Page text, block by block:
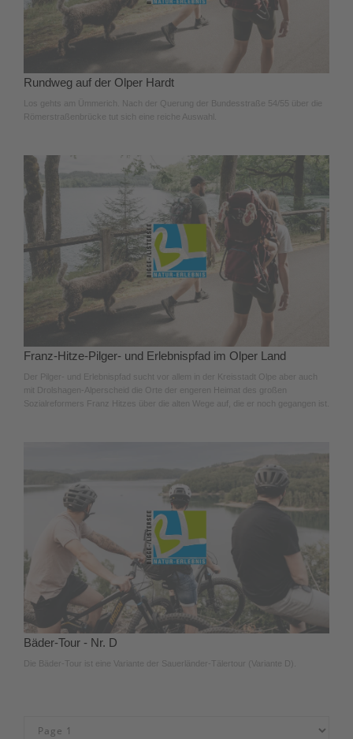
Rundweg auf der Olper Hardt
Los gehts am Ümmerich. Nach der Querung der Bundesstraße 54/55 über die
Römerstraßenbrücke tut sich eine reiche Auswahl.
Franz-Hitze-Pilger- und Erlebnispfad im Olper Land
Der Pilger- und Erlebnispfad sucht vor allem in der Kreisstadt Olpe aber auch
mit Drolshagen-Alperscheid die Orte der engeren Heimat des großen
Sozialreformers Franz Hitzes über die alten Wege auf, die er noch gegangen ist.
Bäder-Tour - Nr. D
Die Bäder-Tour ist eine Variante der Sauerländer-Tälertour (Variante D).